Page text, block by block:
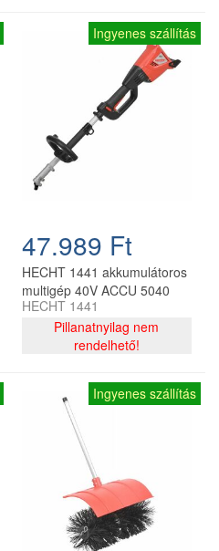
Ingyenes szállítás
47.989 Ft
HECHT 1441 akkumulátoros
multigép 40V ACCU 5040
HECHT 1441
Pillanatnyilag nem
rendelhető!
Ingyenes szállítás